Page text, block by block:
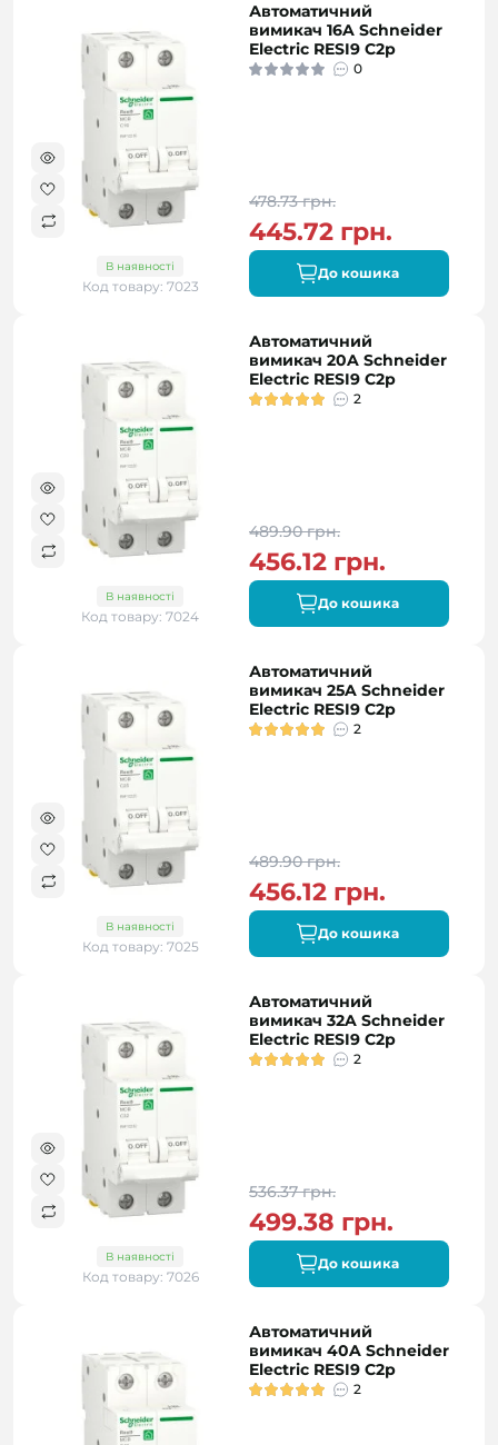
В наявності
Код товару: 7023
Автоматичний
вимикач 16A Schneider
Electric RESI9 C2р
0
478.73 грн.
445.72 грн.
До кошика
В наявності
Код товару: 7024
Автоматичний
вимикач 20A Schneider
Electric RESI9 C2р
2
489.90 грн.
456.12 грн.
До кошика
В наявності
Код товару: 7025
Автоматичний
вимикач 25A Schneider
Electric RESI9 C2р
2
489.90 грн.
456.12 грн.
До кошика
В наявності
Код товару: 7026
Автоматичний
вимикач 32A Schneider
Electric RESI9 C2р
2
536.37 грн.
499.38 грн.
До кошика
Автоматичний
вимикач 40A Schneider
Electric RESI9 C2р
2